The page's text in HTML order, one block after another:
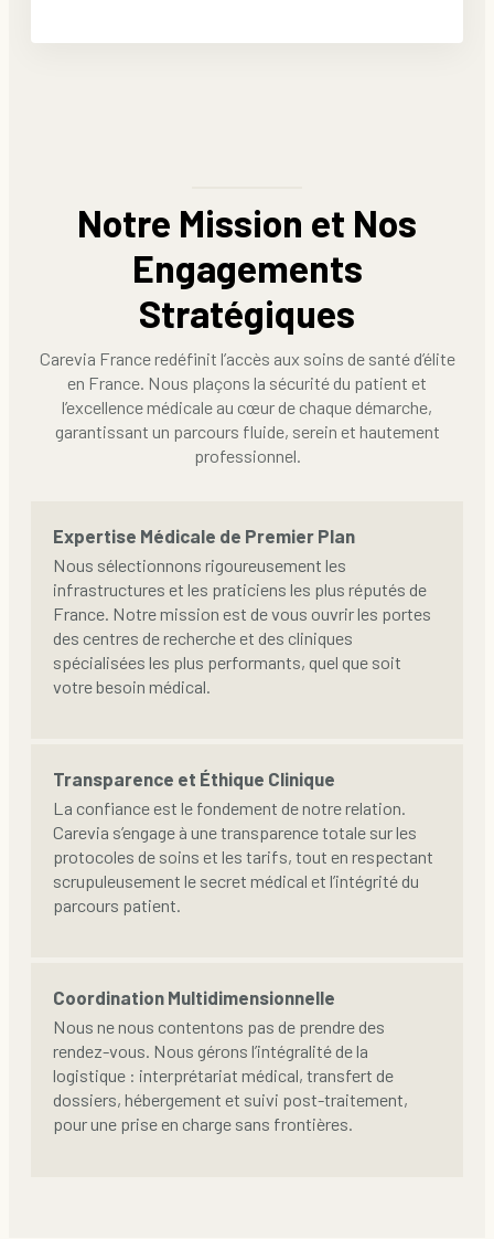
Notre Mission et Nos
Engagements
Stratégiques
Carevia France redéfinit l’accès aux soins de santé d’élite
en France. Nous plaçons la sécurité du patient et
l’excellence médicale au cœur de chaque démarche,
garantissant un parcours fluide, serein et hautement
professionnel.
Expertise Médicale de Premier Plan
Nous sélectionnons rigoureusement les
infrastructures et les praticiens les plus réputés de
France. Notre mission est de vous ouvrir les portes
des centres de recherche et des cliniques
spécialisées les plus performants, quel que soit
votre besoin médical.
Transparence et Éthique Clinique
La confiance est le fondement de notre relation.
Carevia s’engage à une transparence totale sur les
protocoles de soins et les tarifs, tout en respectant
scrupuleusement le secret médical et l’intégrité du
parcours patient.
Coordination Multidimensionnelle
Nous ne nous contentons pas de prendre des
rendez-vous. Nous gérons l’intégralité de la
logistique : interprétariat médical, transfert de
dossiers, hébergement et suivi post-traitement,
pour une prise en charge sans frontières.